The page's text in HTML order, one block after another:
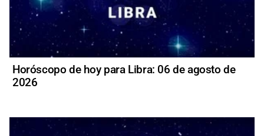
Horóscopo de hoy para Libra: 06 de agosto de
2026